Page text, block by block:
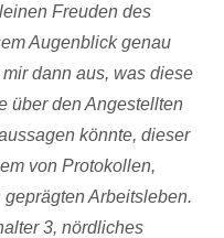
Freuden des
Augenblick genau
dann aus, was diese
über den Angestellten
könnte, dieser
von Protokollen,
Arbeitsleben.
3, nördliches